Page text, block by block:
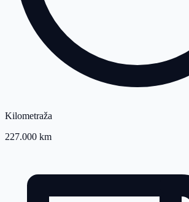
Kilometraža
227.000 km